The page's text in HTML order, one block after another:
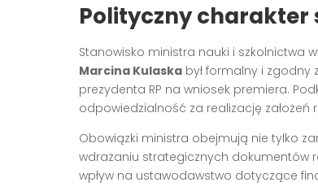
Polityczny
Stanowisko ministra nauki i szkolnictwa
Marcina Kulaska był formalny i zgodny
prezydenta RP na wniosek premiera.
odpowiedzialność za realizację założeń
Obowiązki ministra obejmują nie tylko
wdrażaniu strategicznych dokumentów
wpływ na ustawodawstwo dotyczące